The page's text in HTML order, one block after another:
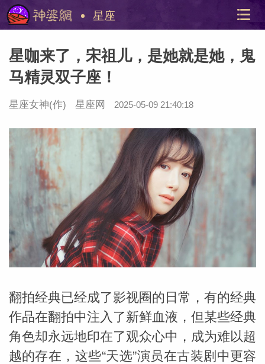
美国神
星座
站内导
星咖来了，宋祖儿，是她就是她，鬼
马精灵双子座！
星座女神(作) 星座网 2025-05-09 21:40:18
翻拍经典已经成了影视圈的日常，有的经典
作品在翻拍中注入了新鲜血液，但某些经典
角色却永远地印在了观众心中，成为难以超
越的存在，这些“天选”演员在古装剧中更容